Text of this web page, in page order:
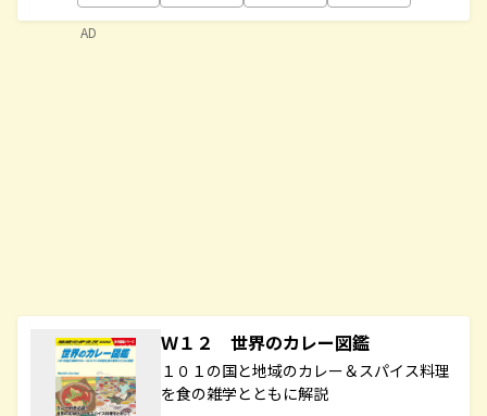
Ｗ１２ 世界のカレー図鑑
１０１の国と地域のカレー＆スパイス料理
を食の雑学とともに解説
AD